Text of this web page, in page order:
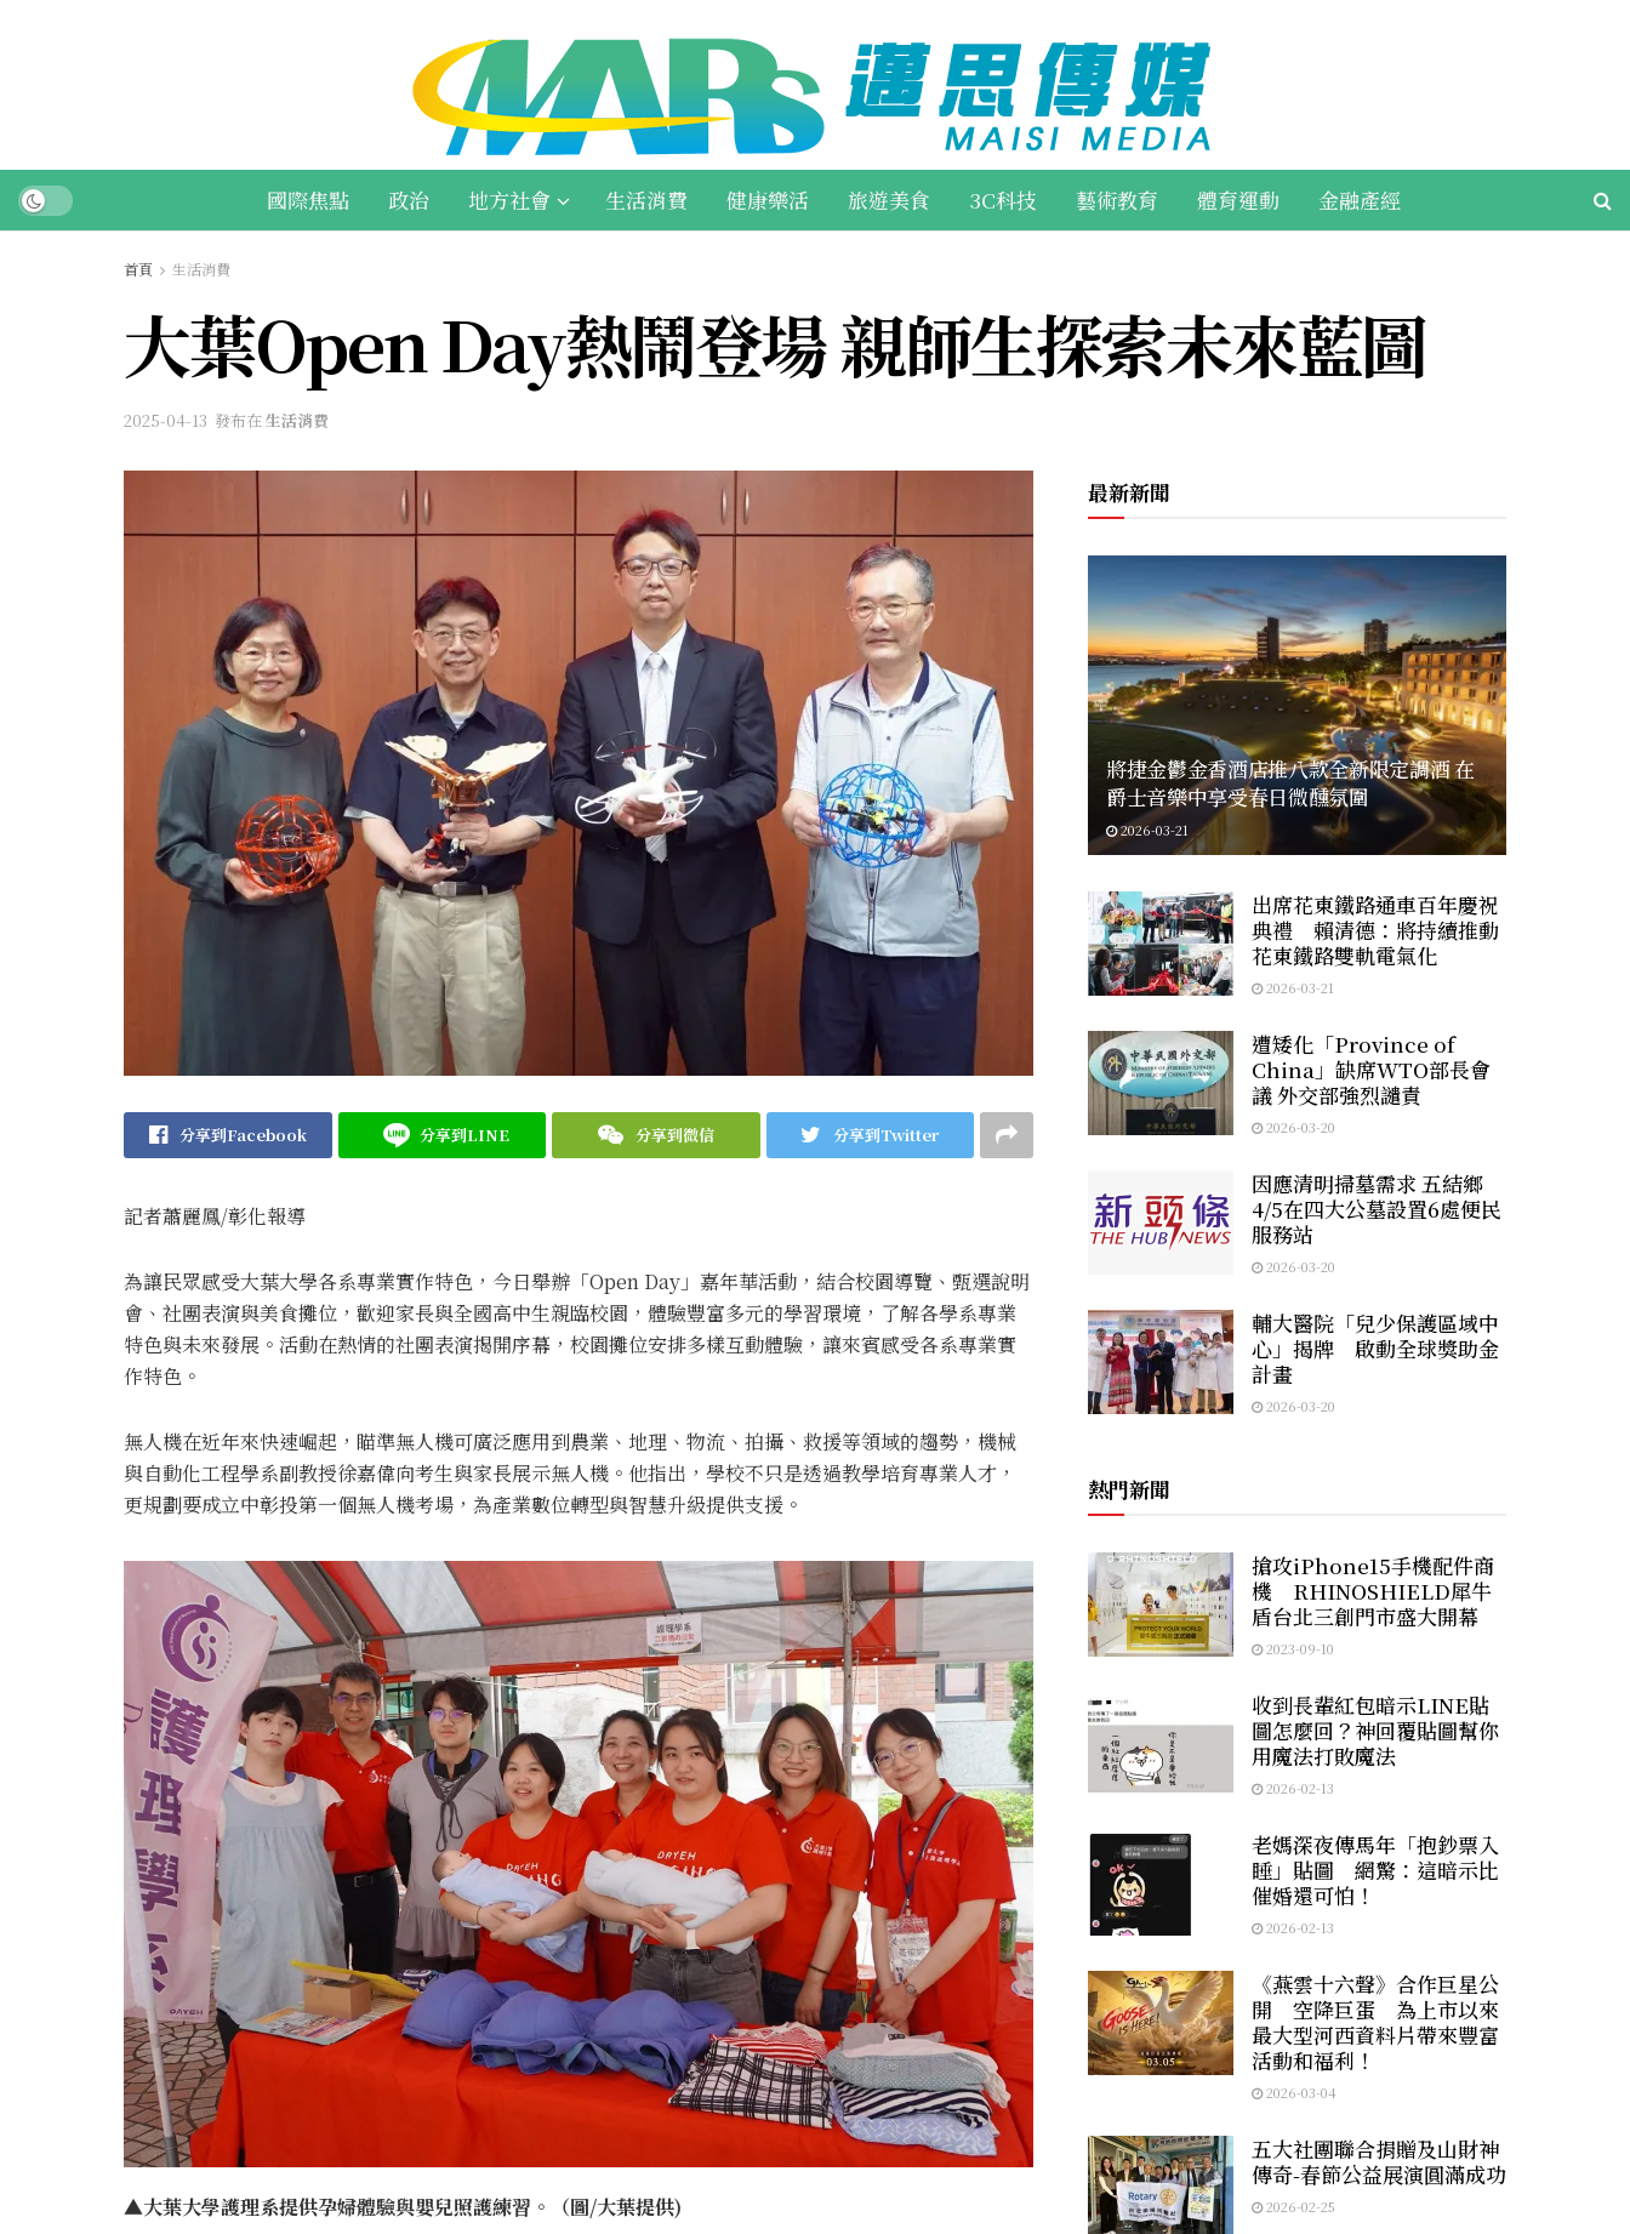
國際焦點 政治 地方社會 生活消費 健康樂活 旅遊美食 3C科技 藝術教育 體育運動 金融產經
首頁 生活消費
大葉Open Day熱鬧登場 親師生探索未來藍圖
2025-04-13 發布在生活消費
分享到Facebook 分享到LINE 分享到微信 分享到Twitter
記者蕭麗鳳/彰化報導
為讓民眾感受大葉大學各系專業實作特色，今日舉辦「Open Day」嘉年華活動，結合校園導覽、甄選說明
會、社團表演與美食攤位，歡迎家長與全國高中生親臨校園，體驗豐富多元的學習環境，了解各學系專業
特色與未來發展。活動在熱情的社團表演揭開序幕，校園攤位安排多樣互動體驗，讓來賓感受各系專業實
作特色。
無人機在近年來快速崛起，瞄準無人機可廣泛應用到農業、地理、物流、拍攝、救援等領域的趨勢，機械
與自動化工程學系副教授徐嘉偉向考生與家長展示無人機。他指出，學校不只是透過教學培育專業人才，
更規劃要成立中彰投第一個無人機考場，為產業數位轉型與智慧升級提供支援。
▲大葉大學護理系提供孕婦體驗與嬰兒照護練習。（圖/大葉提供)
最新新聞
將捷金鬱金香酒店推八款全新限定調酒 在
爵士音樂中享受春日微醺氛圍
2026-03-21
出席花東鐵路通車百年慶祝
典禮 賴清德：將持續推動
花東鐵路雙軌電氣化
2026-03-21
遭矮化「Province of
China」缺席WTO部長會
議 外交部強烈譴責
2026-03-20
因應清明掃墓需求 五結鄉
4/5在四大公墓設置6處便民
服務站
2026-03-20
輔大醫院「兒少保護區域中
心」揭牌 啟動全球獎助金
計畫
2026-03-20
熱門新聞
搶攻iPhone15手機配件商
機 RHINOSHIELD犀牛
盾台北三創門市盛大開幕
2023-09-10
收到長輩紅包暗示LINE貼
圖怎麼回？神回覆貼圖幫你
用魔法打敗魔法
2026-02-13
老媽深夜傳馬年「抱鈔票入
睡」貼圖 網驚：這暗示比
催婚還可怕！
2026-02-13
《燕雲十六聲》合作巨星公
開 空降巨蛋 為上市以來
最大型河西資料片帶來豐富
活動和福利！
2026-03-04
五大社團聯合捐贈及山財神
傳奇-春節公益展演圓滿成功
2026-02-25